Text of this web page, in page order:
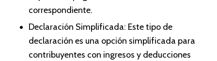
correspondiente.
Declaración Simplificada: Este tipo de
declaración es una opción simplificada para
contribuyentes con ingresos y deducciones